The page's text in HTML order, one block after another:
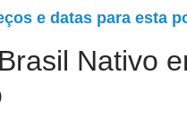
e datas para esta
Nativo